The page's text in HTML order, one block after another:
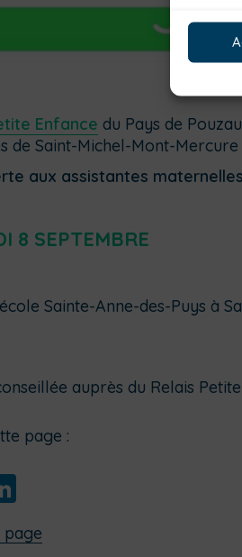
Enfance du Pays de
de Saint-Michel-Mont-
aux assistantes
8 SEPTEMBRE
Sainte-Anne-des-Puys à
auprès du Relais
page :